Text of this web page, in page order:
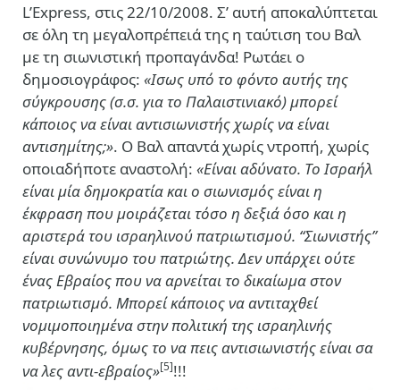
L’Express, στις 22/10/2008. Σ’ αυτή αποκαλύπτεται
σε όλη τη μεγαλοπρέπειά της η ταύτιση του Βαλ
με τη σιωνιστική προπαγάνδα! Ρωτάει ο
δημοσιογράφος: «Ισως υπό το φόντο αυτής της
σύγκρουσης (σ.σ. για το Παλαιστινιακό) μπορεί
κάποιος να είναι αντισιωνιστής χωρίς να είναι
αντισημίτης;». Ο Βαλ απαντά χωρίς ντροπή, χωρίς
οποιαδήποτε αναστολή: «Είναι αδύνατο. Το Ισραήλ
είναι μία δημοκρατία και ο σιωνισμός είναι η
έκφραση που μοιράζεται τόσο η δεξιά όσο και η
αριστερά του ισραηλινού πατριωτισμού. “Σιωνιστής’’
είναι συνώνυμο του πατριώτης. Δεν υπάρχει ούτε
ένας Εβραίος που να αρνείται το δικαίωμα στον
πατριωτισμό. Μπορεί κάποιος να αντιταχθεί
νομιμοποιημένα στην πολιτική της ισραηλινής
κυβέρνησης, όμως το να πεις αντισιωνιστής είναι σα
να λες αντι-εβραίος»[5]!!!